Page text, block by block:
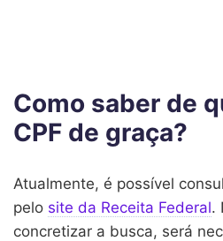
Como saber de
CPF de graça?
Atualmente, é possível
pelo site da Receita Federal.
concretizar a busca, será